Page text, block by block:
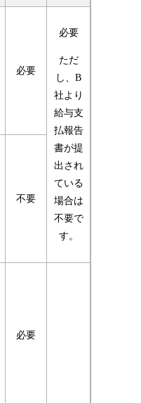
必要
必要
ただ
し、B
社より
給与支
払報告
書が提
出され
ている
場合は
不要で
す。
不要
必要